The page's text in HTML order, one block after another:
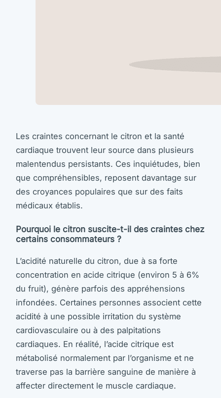
Les craintes concernant le citron et la santé
cardiaque trouvent leur source dans plusieurs
malentendus persistants. Ces inquiétudes, bien
que compréhensibles, reposent davantage sur
des croyances populaires que sur des faits
médicaux établis.
Pourquoi le citron suscite-t-il des craintes chez
certains consommateurs ?
L’acidité naturelle du citron, due à sa forte
concentration en acide citrique (environ 5 à 6%
du fruit), génère parfois des appréhensions
infondées. Certaines personnes associent cette
acidité à une possible irritation du système
cardiovasculaire ou à des palpitations
cardiaques. En réalité, l’acide citrique est
métabolisé normalement par l’organisme et ne
traverse pas la barrière sanguine de manière à
affecter directement le muscle cardiaque.